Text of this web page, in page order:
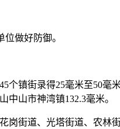
做好防御。
镇街录得25毫米至50毫
中山市神湾镇132.3毫米。
街道、光塔街道、农林